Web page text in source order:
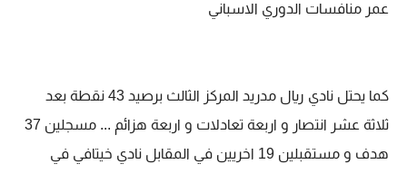
عمر منافسات الدوري الاسباني
كما يحتل نادي ريال مدريد المركز الثالث برصيد 43 نقطة بعد
ثلاثة عشر انتصار و اربعة تعادلات و اربعة هزائم ... مسجلين 37
هدف و مستقبلين 19 اخريين في المقابل نادي خيتافي في